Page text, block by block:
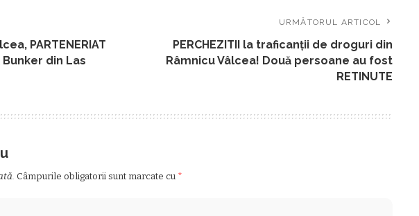
PARTENERIAT
Bunker din Las
URMĂTORUL ARTICOL
PERCHEZITII la traficanții de droguri din
Râmnicu Vâlcea! Două persoane au fost
RETINUTE
Câmpurile obligatorii sunt marcate cu *